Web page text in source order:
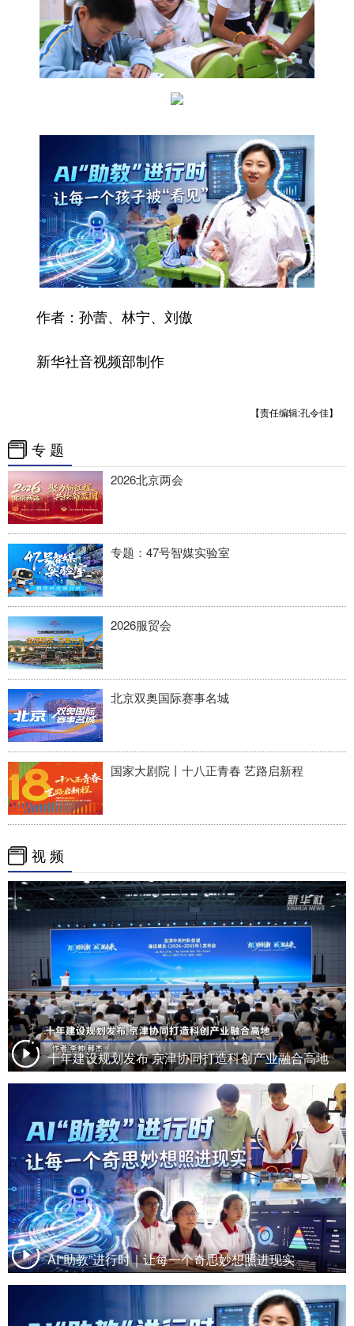
多语种频道
English Español Français عربى
Português
作者：孙蕾、林宁、刘傲
新华社音视频部制作
【责任编辑:孔令佳】
专 题
2026北京两会
专题：47号智媒实验室
2026服贸会
北京双奥国际赛事名城
国家大剧院丨十八正青春 艺路启新程
视 频
十年建设规划发布 京津协同打造科创产业融合高地
AI“助教”进行时｜让每一个奇思妙想照进现实